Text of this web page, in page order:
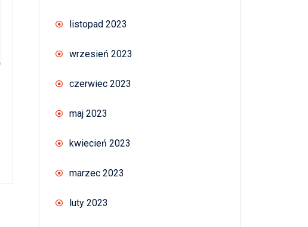
listopad 2023
wrzesień 2023
czerwiec 2023
maj 2023
kwiecień 2023
marzec 2023
luty 2023